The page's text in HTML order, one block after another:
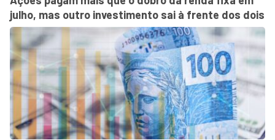
julho, mas outro investimento sai à frente dos dois